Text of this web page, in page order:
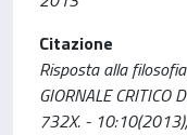
Citazione
Risposta alla
GIORNALE CRITICO
732X. -